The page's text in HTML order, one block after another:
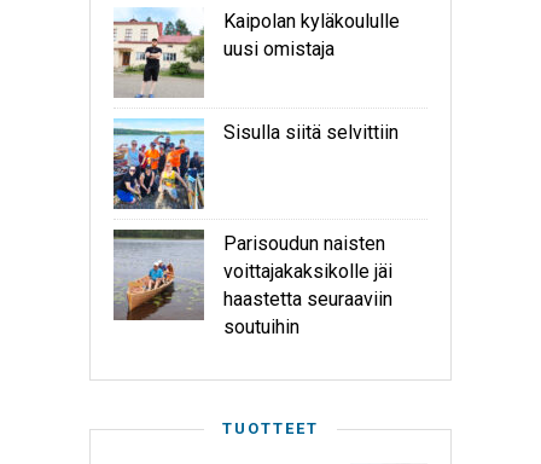
Kaipolan kyläkoululle
uusi omistaja
Sisulla siitä selvittiin
Parisoudun naisten
voittajakaksikolle jäi
haastetta seuraaviin
soutuihin
TUOTTEET